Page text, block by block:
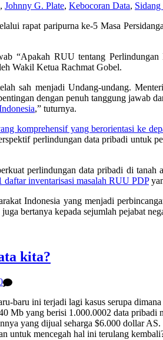
, Johnny G. Plate, Kebocoran Data, Sidang
rapat paripurna ke-5 Masa
“Apakah RUU tentang
Wakil Ketua Rachmat Gobel.
sah menjadi Undang-undang.
dengan penuh tanggung jawab
,” tuturnya.
komprehensif yang berorientasi ke
perlindungan data pribadi untuk
perlindungan data pribadi di
daftar inventarisasi masalah RUU PDP
Indonesia yang menjadi
bertanya kepada sejumlah pejabat
kita?
baru ini terjadi lagi kasus serupa
Mb yang berisi 1.000.0002 data
yang dijual seharga $6.000 dollar
untuk mencegah hal ini terulang